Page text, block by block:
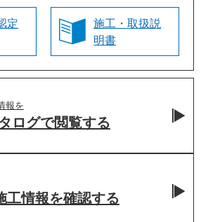
定
施工・取扱説
明書
報を
ログで閲覧する
工情報を確認する